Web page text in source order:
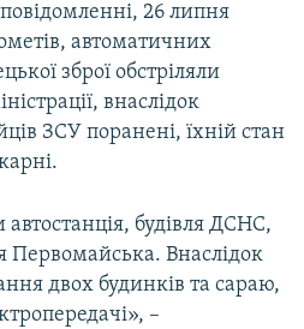
26 липня
автоматичних
зброї обстріляли
внаслідок
ЗСУ поранені, їхній стан
будівля ДСНС,
Первомайська. Внаслідок
двох будинків та сараю,
–